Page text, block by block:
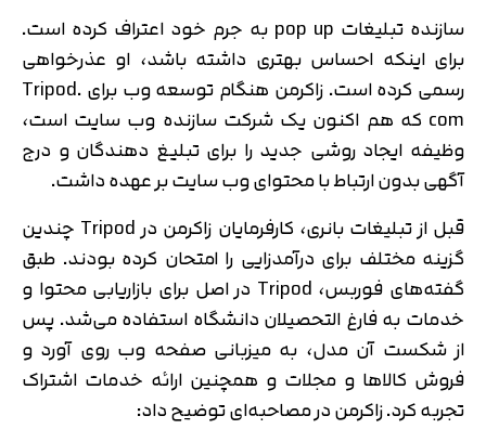
سازنده تبلیغات pop up به جرم خود اعتراف کرده است.
برای اینکه احساس بهتری داشته باشد، او عذرخواهی
رسمی کرده است. زاکرمن هنگام توسعه وب برای Tripod.
com که هم اکنون یک شرکت سازنده وب سایت است،
وظیفه ایجاد روشی جدید را برای تبلیغ دهندگان و درج
آگهی بدون ارتباط با محتوای وب سایت بر عهده داشت.
قبل از تبلیغات بانری، کارفرمایان زاکرمن در Tripod چندین
گزینه مختلف برای درآمدزایی را امتحان کرده بودند. طبق
گفته‌های فوربس، Tripod در اصل برای بازاریابی محتوا و
خدمات به فارغ التحصیلان دانشگاه استفاده می‌شد. پس
از شکست آن مدل، به میزبانی صفحه وب روی آورد و
فروش کالاها و مجلات و همچنین ارائه خدمات اشتراک
تجربه کرد. زاکرمن در مصاحبه‌ای توضیح داد: